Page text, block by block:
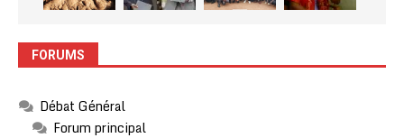
FORUMS
Débat Général
Forum principal